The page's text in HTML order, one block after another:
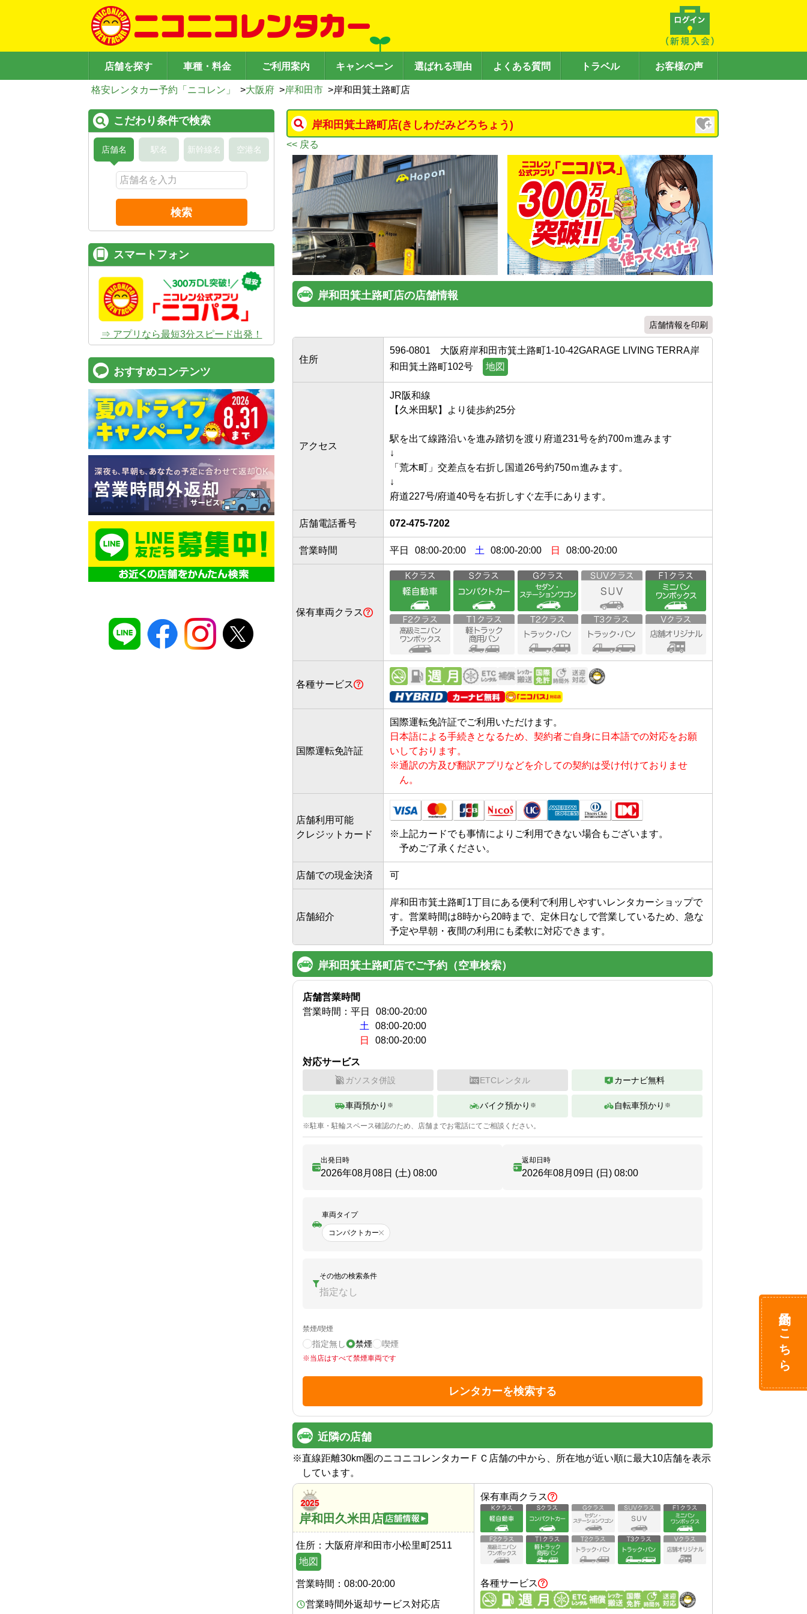
店舗を探す 車種・料金 ご利用案内 キャンペーン 選ばれる理由 よくある質問 トラベル お客様の声
格安レンタカー予約「ニコレン」 >大阪府 >岸和田市 >岸和田箕土路町店
岸和田箕土路町店(きしわだみどろちょう)
<< 戻る
岸和田箕土路町店の店舗情報
店舗情報を印刷
住所
596-0801
大阪府岸和田市箕土路町1-10-42GARAGE LIVING TERRA岸
和田箕土路町102号
地図
アクセス
JR阪和線
【久米田駅】より徒歩約25分
駅を出て線路沿いを進み踏切を渡り府道231号を約700ｍ進みます
↓
「荒木町」交差点を右折し国道26号約750ｍ進みます。
↓
府道227号/府道40号を右折しすぐ左手にあります。
店舗電話番号 072-475-7202
営業時間 平日 08:00-20:00 土 08:00-20:00 日 08:00-20:00
保有車両クラス
各種サービス
国際運転免許証
国際運転免許証でご利用いただけます。
日本語による手続きとなるため、契約者ご自身に日本語での対応をお願
いしております。
※通訳の方及び翻訳アプリなどを介しての契約は受け付けておりませ
ん。
店舗利用可能
クレジットカード
※ 上記カードでも事情によりご利用できない場合もございます。
予めご了承ください。
店舗での現金決済 可
店舗紹介
岸和田市箕土路町1丁目にある便利で利用しやすいレンタカーショップで
す。営業時間は8時から20時まで、定休日なしで営業しているため、急な
予定や早朝・夜間の利用にも柔軟に対応できます。
岸和田箕土路町店でご予約（空車検索）
店舗営業時間
営業時間： 平日 08:00-20:00
土
08:00-20:00
日
08:00-20:00
対応サービス
ガソスタ併設 ETCレンタル カーナビ無料
車両預かり ※ バイク預かり ※ 自転車預かり ※
※駐車・駐輪スペース確認のため、店舗までお電話にてご相談ください。
出発日時
2026年08月08日 (土) 08:00
返却日時
2026年08月09日 (日) 08:00
車両タイプ
コンパクトカー
その他の検索条件
指定なし
禁煙/喫煙
指定無し 禁煙 喫煙
※当店はすべて禁煙車両です
レンタカーを検索する
近隣の店舗
※直線距離30km圏のニコニコレンタカーＦＣ店舗の中から、所在地が近い順に最大10店舗を表示
しています。
岸和田久米田店
住所： 大阪府岸和田市小松里町2511
地図
営業時間： 08:00-20:00
営業時間外返却サービス対応店
保有車両クラス
各種サービス
予約はこちら
こだわり条件で検索
店舗名 駅名 新幹線名 空港名
検索
スマートフォン
⇒ アプリなら最短3分スピード出発！
おすすめコンテンツ